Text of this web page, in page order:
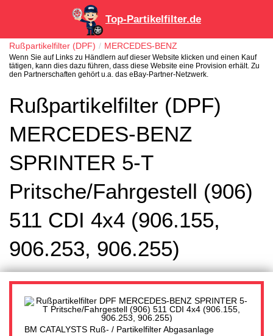
Top-Partikelfilter.de
Rußpartikelfilter (DPF) MERCEDES-BENZ
Wenn Sie auf Links zu Händlern auf dieser Website klicken und einen Kauf
tätigen, kann dies dazu führen, dass diese Website eine Provision erhält. Zu
den Partnerschaften gehört u.a. das eBay-Partner-Netzwerk.
Rußpartikelfilter (DPF)
MERCEDES-BENZ
SPRINTER 5-T
Pritsche/Fahrgestell (906)
511 CDI 4x4 (906.155,
906.253, 906.255)
BM CATALYSTS Ruß- / Partikelfilter Abgasanlage